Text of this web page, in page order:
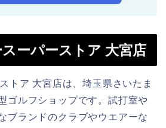
ーパーストア 大宮店
トア 大宮店は、埼玉県さいたま
ゴルフショップです。試打室や
ブランドのクラブやウエアーな